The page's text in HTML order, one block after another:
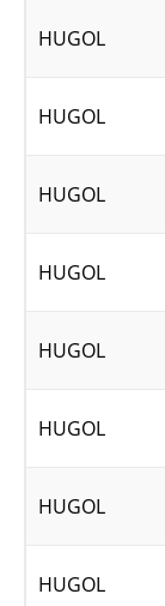
HUGOL
HUGOL
HUGOL
HUGOL
HUGOL
HUGOL
HUGOL
HUGOL